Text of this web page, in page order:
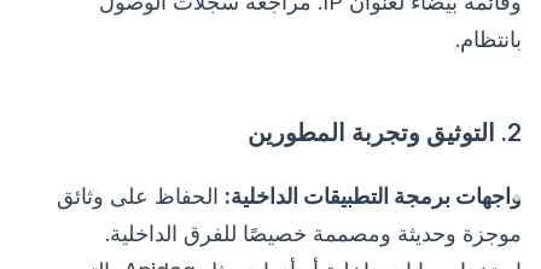
بانتظام.
2. التوثيق وتجربة المطورين
واجهات برمجة التطبيقات الداخلية: الحفاظ على وثائق
موجزة وحديثة ومصممة خصيصًا للفرق الداخلية.